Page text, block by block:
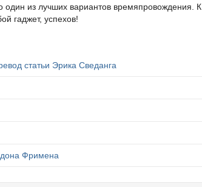
один из лучших вариантов времяпровождения. К
гаджет, успехов!
статьи Эрика Сведанга
Фримена